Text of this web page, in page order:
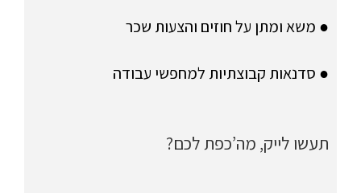
● משא ומתן על חוזים והצעות שכר
● סדנאות קבוצתיות למחפשי עבודה
תעשו לייק, מה’כפת לכם?